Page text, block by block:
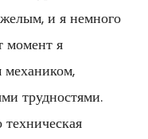
и я немного
момент я
механиком,
трудностями.